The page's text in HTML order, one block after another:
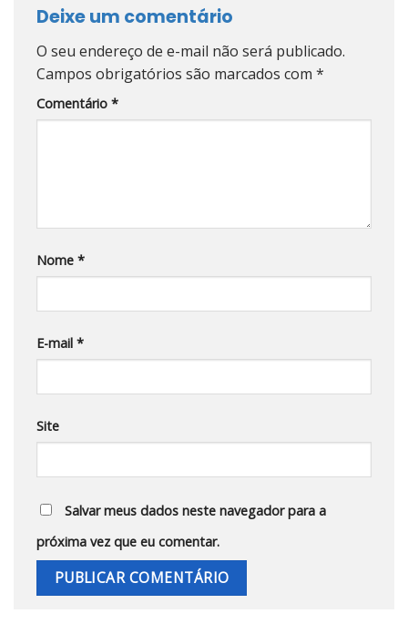
Deixe um comentário
O seu endereço de e-mail não será publicado.
Campos obrigatórios são marcados com *
Comentário *
Nome *
E-mail *
Site
Salvar meus dados neste navegador para a
próxima vez que eu comentar.